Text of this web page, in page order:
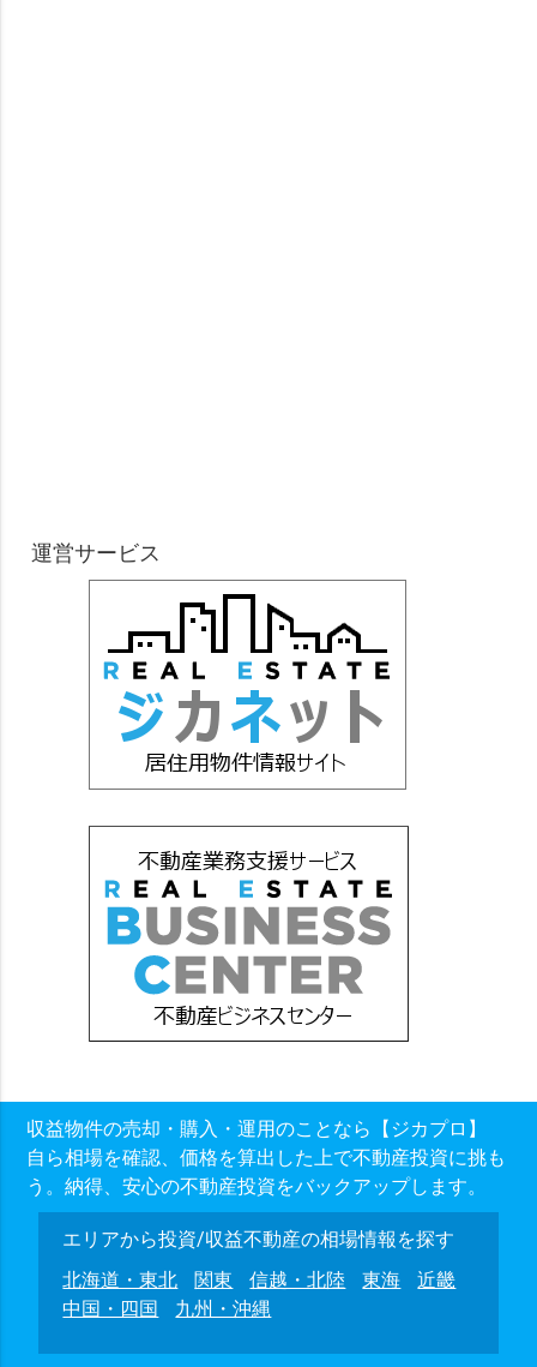
運営サービス
収益物件の売却・購入・運用のことなら【ジカプロ】
自ら相場を確認、価格を算出した上で不動産投資に挑も
う。納得、安心の不動産投資をバックアップします。
エリアから投資/収益不動産の相場情報を探す
北海道・東北
関東 信越・北陸 東海
近畿
中国・四国
九州・沖縄